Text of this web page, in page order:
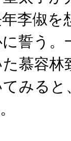
李俶
誓う。
慕容
みる